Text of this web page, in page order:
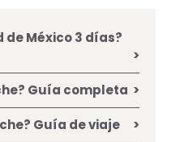
de México 3 días?
Guía completa
Guía de viaje